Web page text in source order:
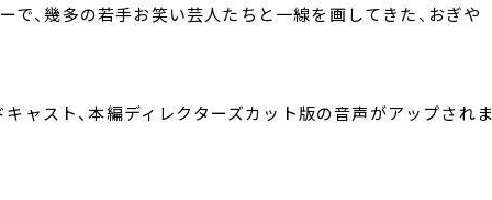
、幾多の若手お笑い芸人たちと一線を画してきた、おぎや
ャスト、本編ディレクターズカット版の音声がアップされま